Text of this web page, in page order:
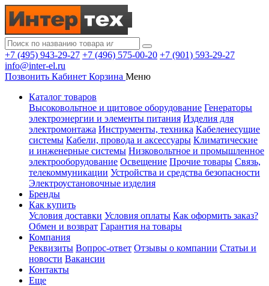
+7 (495) 943-29-27 +7 (496) 575-00-20 +7 (901) 593-29-27
info@inter-el.ru
Позвонить Кабинет Корзина Меню
Каталог товаров
Высоковольтное и щитовое оборудование Генераторы
электроэнергии и элементы питания Изделия для
электромонтажа Инструменты, техника Кабеленесущие
системы Кабели, провода и аксессуары Климатические
и инженерные системы Низковольтное и промышленное
электрооборудование Освещение Прочие товары Связь,
телекоммуникации Устройства и средства безопасности
Электроустановочные изделия
Бренды
Как купить
Условия доставки Условия оплаты Как оформить заказ?
Обмен и возврат Гарантия на товары
Компания
Реквизиты Вопрос-ответ Отзывы о компании Статьи и
новости Вакансии
Контакты
Еще